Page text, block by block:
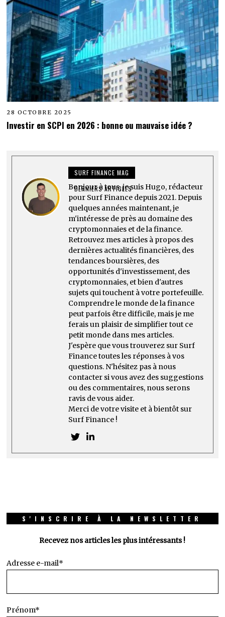
28 OCTOBRE 2025
Investir en SCPI en 2026 : bonne ou mauvaise idée ?
SURF FINANCE MAG
DERNIERS ARTICLES
Bonjour à tous, je suis Hugo, rédacteur
pour Surf Finance depuis 2021. Depuis
quelques années maintenant, je
m'intéresse de près au domaine des
cryptomonnaies et de la finance.
Retrouvez mes articles à propos des
dernières actualités financières, des
tendances boursières, des
opportunités d'investissement, des
cryptomonnaies, et bien d'autres
sujets qui touchent à votre portefeuille.
Comprendre le monde de la finance
peut parfois être difficile, mais je me
ferais un plaisir de simplifier tout ce
petit monde dans mes articles.
J'espère que vous trouverez sur Surf
Finance toutes les réponses à vos
questions. N'hésitez pas à nous
contacter si vous avez des suggestions
ou des commentaires, nous serons
ravis de vous aider.
Merci de votre visite et à bientôt sur
Surf Finance !
S'INSCRIRE À LA NEWSLETTER
Recevez nos articles les plus intéressants !
Adresse e-mail*
Prénom*